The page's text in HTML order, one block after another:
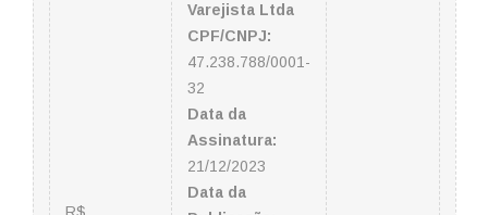
Varejista Ltda
CPF/CNPJ:
47.238.788/0001-
32
Data da
Assinatura:
21/12/2023
Data da